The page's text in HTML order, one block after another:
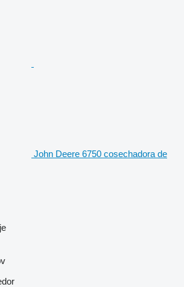
John Deere 6750 cosechadora de